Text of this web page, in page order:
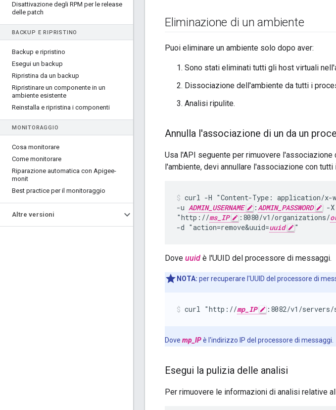
Disattivazione degli RPM per le release
delle patch
BACKUP E RIPRISTINO
Backup e ripristino
Esegui un backup
Ripristina da un backup
Ripristinare un componente in un
ambiente esistente
Reinstalla e ripristina i componenti
MONITORAGGIO
Cosa monitorare
Come monitorare
Riparazione automatica con Apigee-
monit
Best practice per il monitoraggio
Altre versioni
Eliminazione di un ambiente
Puoi eliminare un ambiente solo dopo aver:
Sono stati eliminati tutti gli host virtuali
Dissociazione dell'ambiente da tutti i
Analisi ripulite.
Annulla l'associazione di un da un
Usa l'API seguente per rimuovere
l'ambiente, devi annullare l'associazione con
curl -H "Content-Type: application/x-
-u ADMIN_USERNAME :ADMIN_PASSWORD
-X
"http://ms_IP :8080/v1/organizations/
-d "action=remove&uuid=uuid "
Dove uuid è l'UUID del processore di messaggi.
NOTA: per recuperare l'UUID del processore di
curl "http://mp_IP :8082/v1/
Dove mp_IPè l'indirizzo IP del processore di messaggi.
Esegui la pulizia delle analisi
Per rimuovere le informazioni di analisi relative